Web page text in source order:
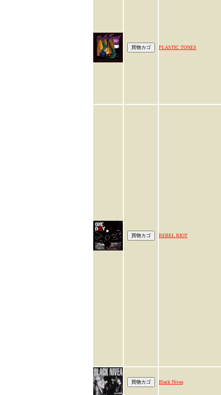
PLASTIC TONES
REBEL RIOT
Black Nivea